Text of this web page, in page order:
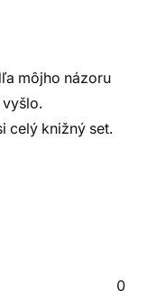
môjho názoru
vyšlo.
celý knižný set.
0